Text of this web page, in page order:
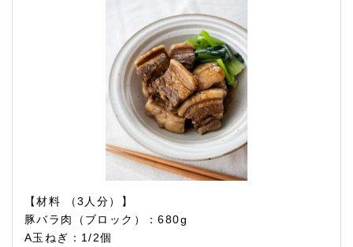
【材料 （3人分）】
豚バラ肉（ブロック）：680g
A玉ねぎ：1/2個